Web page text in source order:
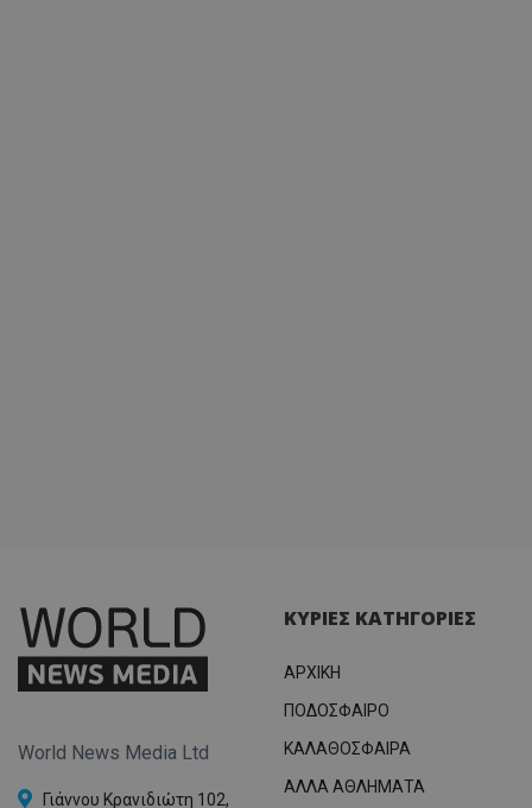
World News Media Ltd
Γιάννου Κρανιδιώτη 102,
ΚΥΡΙΕΣ ΚΑΤΗΓΟΡΙΕΣ
ΑΡΧΙΚΗ
ΠΟΔΟΣΦΑΙΡΟ
ΚΑΛΑΘΟΣΦΑΙΡΑ
ΑΛΛΑ ΑΘΛΗΜΑΤΑ